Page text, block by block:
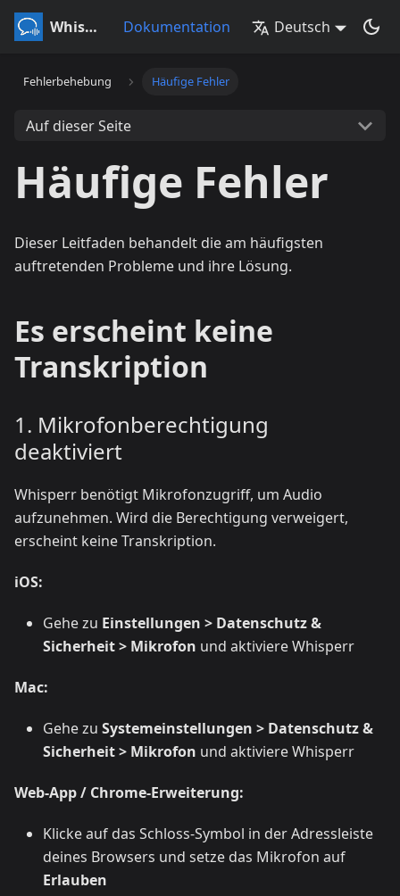
Whisperr Dokumentation Deutsch
Fehlerbehebung Häufige Fehler
Auf dieser Seite
Häufige Fehler
Dieser Leitfaden behandelt die am häufigsten
auftretenden Probleme und ihre Lösung.
Es erscheint keine
Transkription
1. Mikrofonberechtigung
deaktiviert
Whisperr benötigt Mikrofonzugriff, um Audio
aufzunehmen. Wird die Berechtigung verweigert,
erscheint keine Transkription.
iOS:
Gehe zu Einstellungen > Datenschutz &
Sicherheit > Mikrofon und aktiviere Whisperr
Mac:
Gehe zu Systemeinstellungen > Datenschutz &
Sicherheit > Mikrofon und aktiviere Whisperr
Web-App / Chrome-Erweiterung:
Klicke auf das Schloss-Symbol in der Adressleiste
deines Browsers und setze das Mikrofon auf
Erlauben